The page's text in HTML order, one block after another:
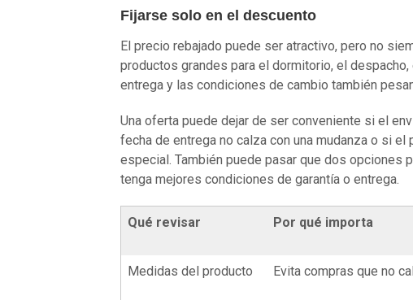
Fijarse solo en el descuento
El precio rebajado puede ser atractivo, pero no
productos grandes para el dormitorio, el
entrega y las condiciones de cambio también
Una oferta puede dejar de ser conveniente si el
fecha de entrega no calza con una mudanza o si el
especial. También puede pasar que dos opciones
tenga mejores condiciones de garantía o entrega.
Qué revisar Por qué importa
Medidas del producto Evita compras que no